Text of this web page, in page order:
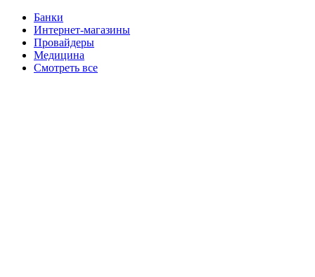
Банки
Интернет-магазины
Провайдеры
Медицина
Смотреть все